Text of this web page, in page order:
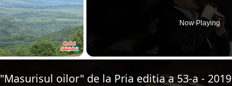
Now Playing
"Masurisul oilor" de la Pria editia a 53-a - 2019